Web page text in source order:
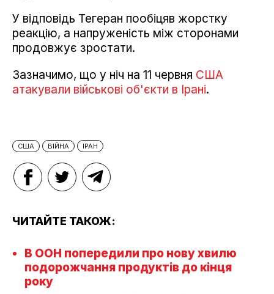
У відповідь Тегеран пообіцяв жорстку
реакцію, а напруженість між сторонами
продовжує зростати.
Зазначимо, що у ніч на 11 червня США
атакували військові об'єкти в Ірані.
США ВІЙНА ІРАН
ЧИТАЙТЕ ТАКОЖ:
В ООН попередили про нову хвилю
подорожчання продуктів до кінця
року